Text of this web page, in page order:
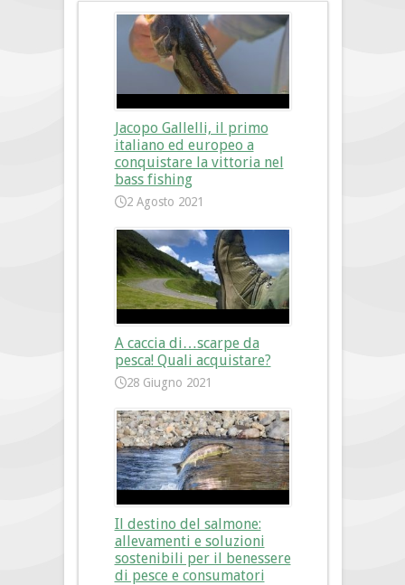
Jacopo Gallelli, il primo
italiano ed europeo a
conquistare la vittoria nel
bass fishing
2 Agosto 2021
A caccia di…scarpe da
pesca! Quali acquistare?
28 Giugno 2021
Il destino del salmone:
allevamenti e soluzioni
sostenibili per il benessere
di pesce e consumatori